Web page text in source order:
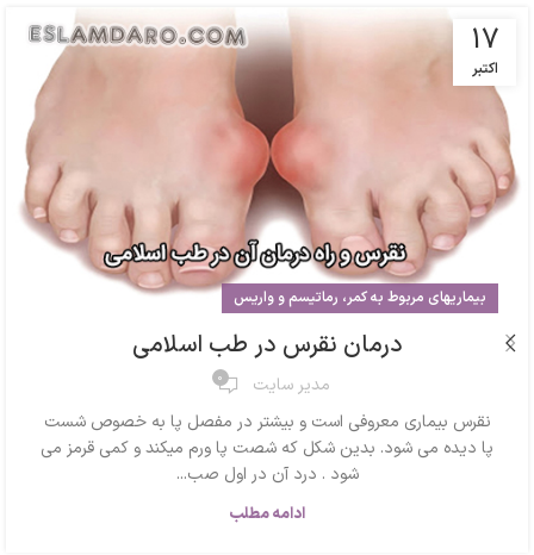
17
اکتبر
بیماریهای مربوط به کمر، رماتیسم و واریس
درمان نقرس در طب اسلامی
مدیر سایت 0
نقرس بیماری معروفی است و بیشتر در مفصل پا به خصوص شست
پا دیده می شود. بدین شکل که شصت پا ورم میکند و کمی قرمز می
شود . درد آن در اول صب...
ادامه مطلب